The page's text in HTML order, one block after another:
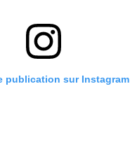
publication sur Instagram